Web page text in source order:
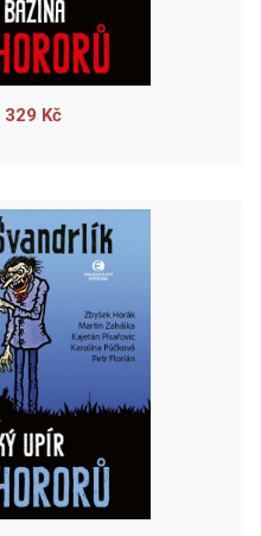
329 Kč